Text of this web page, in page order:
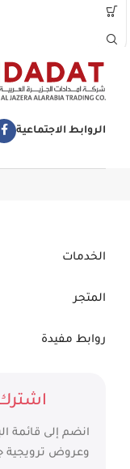
الروابط الاجتماعية
الخدمات
المتجر
روابط مفيدة
اشترك
انضم إلى قائمة
وعروض ترويجية